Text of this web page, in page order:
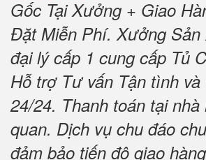
Gốc Tại Xưởng + Giao
Đặt Miễn Phí. Xưởng Sản
đại lý cấp 1 cung cấp Tủ
Hỗ trợ Tư vấn Tận tình và
24/24. Thanh toán tại
quan. Dịch vụ chu đáo
đảm bảo tiến độ giao